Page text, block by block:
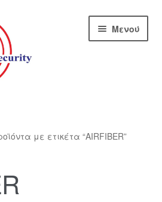
Μενού
με ετικέτα “AIRFIBER”